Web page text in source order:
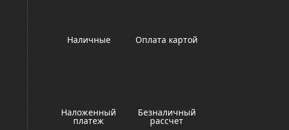
Наличные Оплата картой
Наложенный
платеж
Безналичный
рассчет